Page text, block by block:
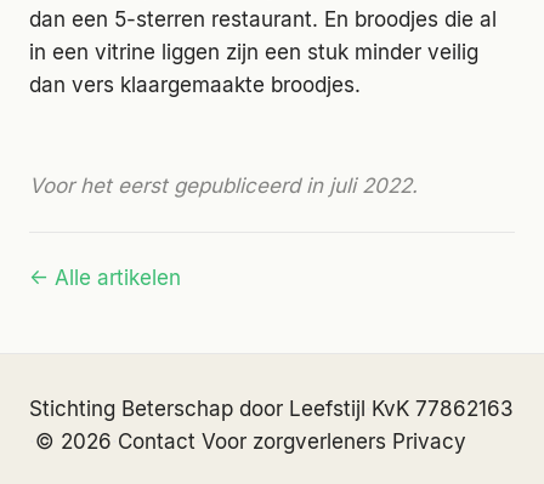
dan een 5-sterren restaurant. En broodjes die al
in een vitrine liggen zijn een stuk minder veilig
dan vers klaargemaakte broodjes.
Voor het eerst gepubliceerd in juli 2022.
← Alle artikelen
Stichting Beterschap door Leefstijl KvK 77862163
© 2026 Contact Voor zorgverleners Privacy